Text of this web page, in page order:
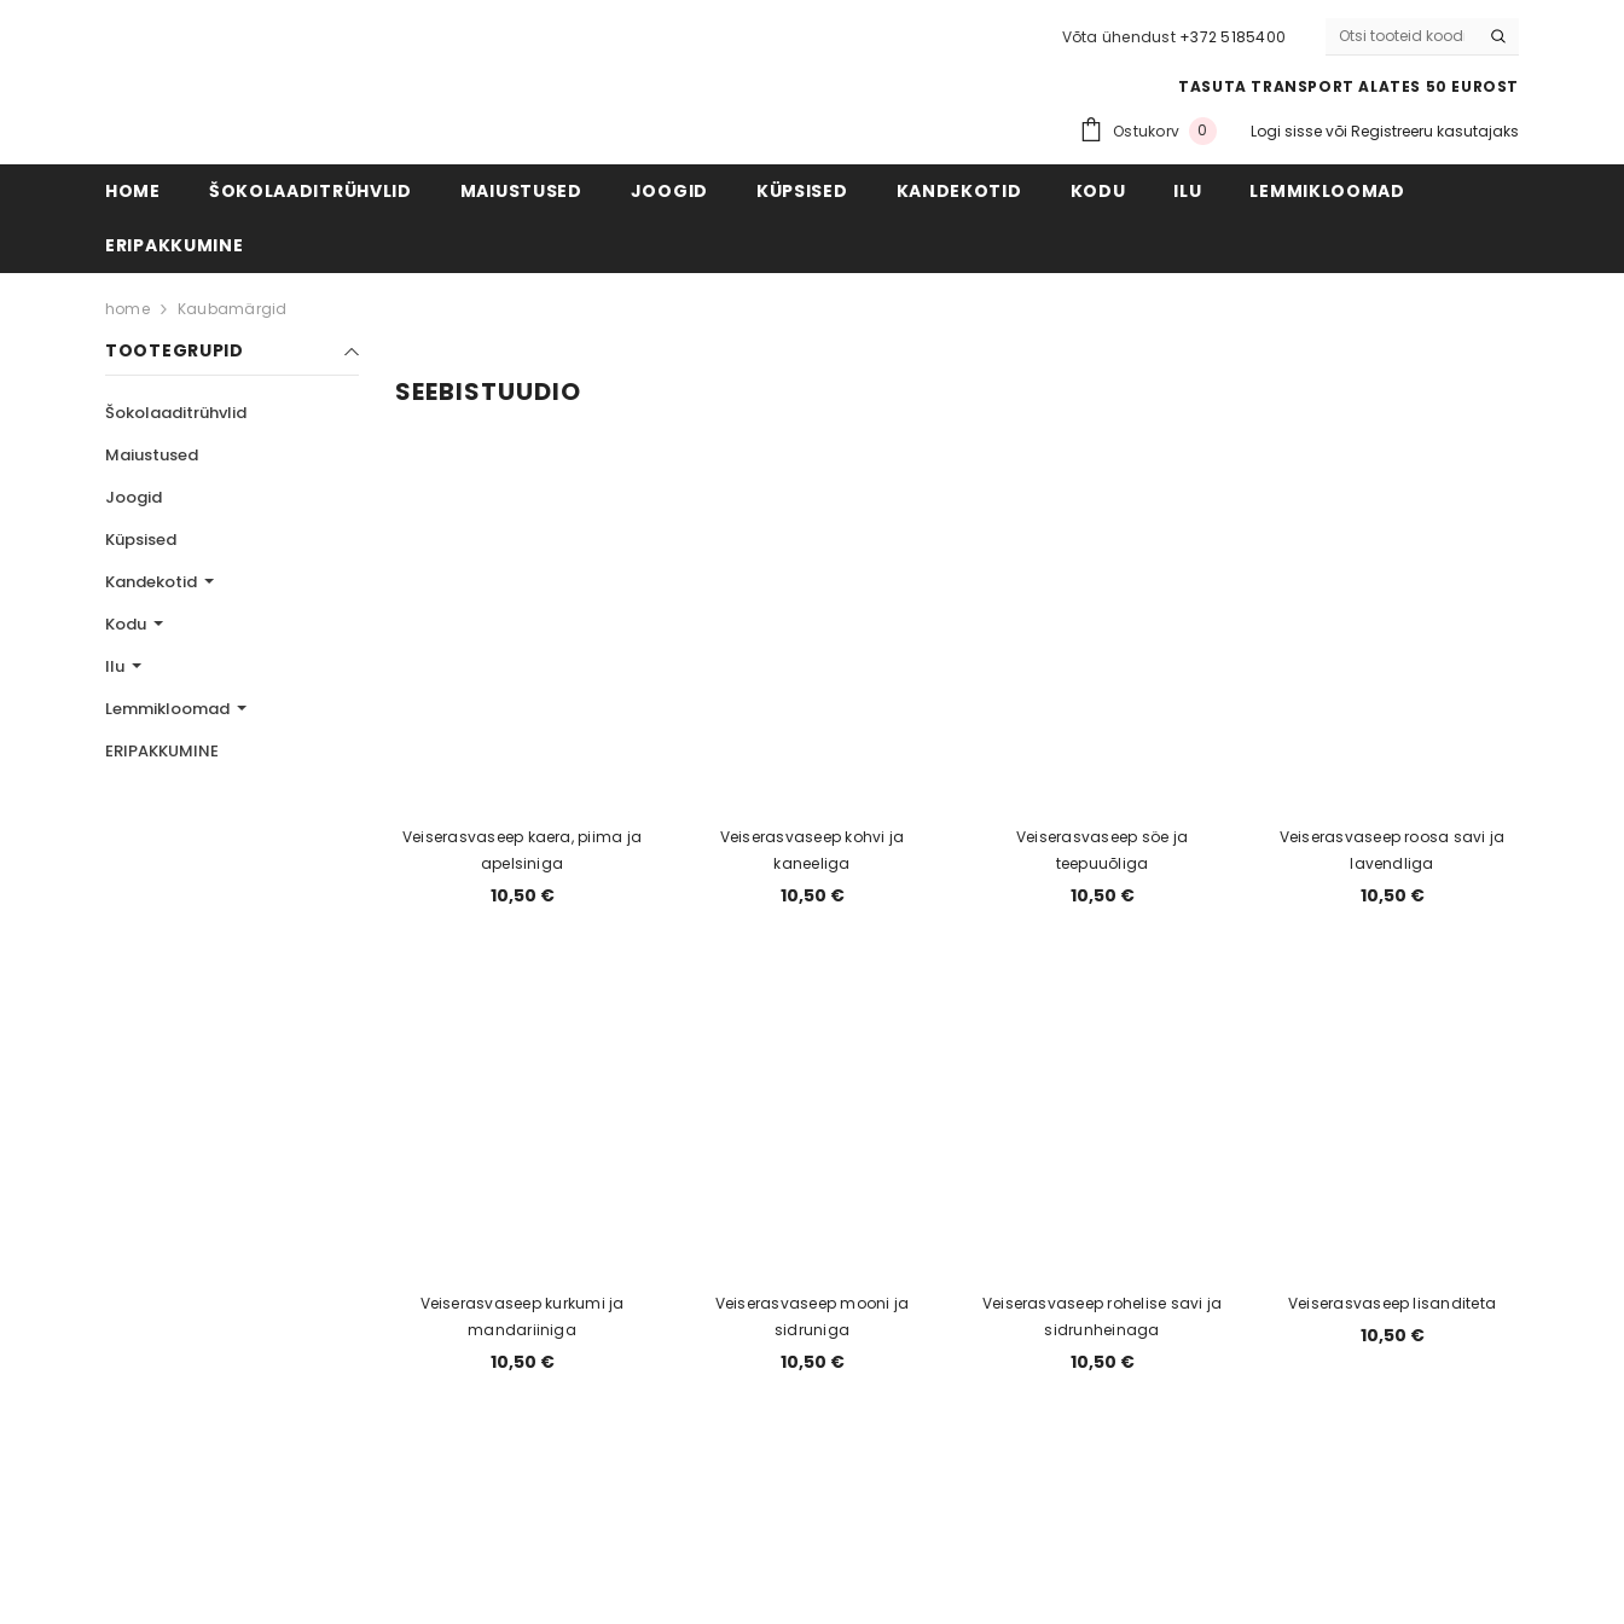
Võta ühendust +372 5185400
TASUTA TRANSPORT ALATES 50 EUROST
Ostukorv 0 Logi sissevõi Registreeru kasutajaks
HOME ŠOKOLAADITRÜHVLID MAIUSTUSED JOOGID KÜPSISED KANDEKOTID KODU ILU LEMMIKLOOMAD
ERIPAKKUMINE
home Kaubamärgid
TOOTEGRUPID
Šokolaaditrühvlid
Maiustused
Joogid
Küpsised
Kandekotid
Kodu
Ilu
Lemmikloomad
ERIPAKKUMINE
SEEBISTUUDIO
Veiserasvaseep kaera, piima ja
apelsiniga
10,50 €
Veiserasvaseep kohvi ja
kaneeliga
10,50 €
Veiserasvaseep söe ja
teepuuõliga
10,50 €
Veiserasvaseep roosa savi ja
lavendliga
10,50 €
Veiserasvaseep kurkumi ja
mandariiniga
10,50 €
Veiserasvaseep mooni ja
sidruniga
10,50 €
Veiserasvaseep rohelise savi ja
sidrunheinaga
10,50 €
Veiserasvaseep lisanditeta
10,50 €